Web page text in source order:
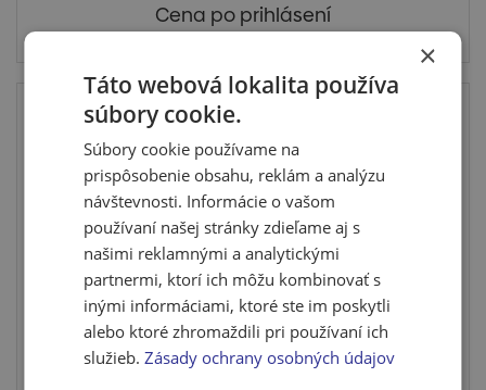
Cena po prihlásení
Spojka PP-S ZD 25x3/4
PE spojky sa používajú na rozvod vody . Ich nízka cena a
×
Táto webová lokalita používa
súbory cookie.
Súbory cookie používame na
prispôsobenie obsahu, reklám a analýzu
návštevnosti. Informácie o vašom
používaní našej stránky zdieľame aj s
našimi reklamnými a analytickými
partnermi, ktorí ich môžu kombinovať s
inými informáciami, ktoré ste im poskytli
alebo ktoré zhromaždili pri používaní ich
služieb.Zásady ochrany osobných údajov